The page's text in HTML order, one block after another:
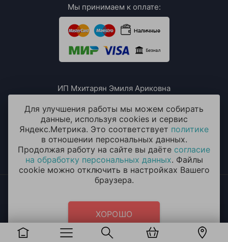
Мы принимаем к оплате:
ИП Мхитарян Эмиля Ариковна
ИНН: 771385063807
ОГРН / ОГРНИП: 319508100076230
2014 - 2026 © «ОКЕАН ШАРОВ» Воздушные шары с
Политика конфиденциальности
согласие на обработку
персональных данных
Для улучшения работы мы можем собирать
данные, используя cookies и сервис
Яндекс.Метрика. Это соответствует политике
в отношении персональных данных.
Продолжая работу на сайте вы даёте согласие
на обработку персональных данных. Файлы
cookie можно отключить в настройках Вашего
браузера.
ХОРОШО